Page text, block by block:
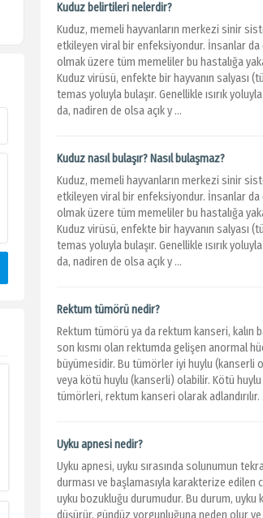
Kuduz belirtileri nelerdir?
Kuduz, memeli hayvanların merkezi sinir
etkileyen viral bir enfeksiyondur. İnsanlar da
olmak üzere tüm memeliler bu hastalığa
Kuduz virüsü, enfekte bir hayvanın salyası
temas yoluyla bulaşır. Genellikle ısırık
da, nadiren de olsa açık y ...
Kuduz nasıl bulaşır? Nasıl bulaşmaz?
Kuduz, memeli hayvanların merkezi sinir
etkileyen viral bir enfeksiyondur. İnsanlar da
olmak üzere tüm memeliler bu hastalığa
Kuduz virüsü, enfekte bir hayvanın salyası
temas yoluyla bulaşır. Genellikle ısırık
da, nadiren de olsa açık y ...
Rektum tümörü nedir?
Rektum tümörü ya da rektum kanseri, kalın
son kısmı olan rektumda gelişen anormal
büyümesidir. Bu tümörler iyi huylu (kanserli
veya kötü huylu (kanserli) olabilir. Kötü
tümörleri, rektum kanseri olarak adlandırılır.
Uyku apnesi nedir?
Uyku apnesi, uyku sırasında solunumun
durması ve başlamasıyla karakterize edilen
uyku bozukluğu durumudur. Bu durum, uyku